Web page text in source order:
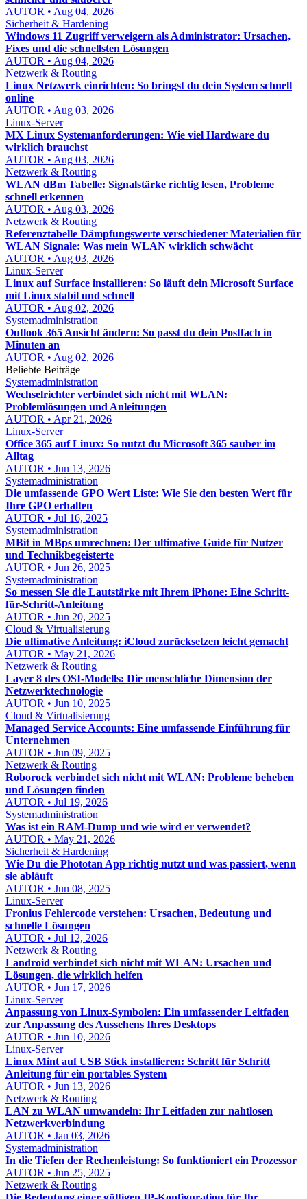
AUTOR • Aug 04, 2026
Sicherheit & Hardening
Windows 11 Zugriff verweigern als Administrator: Ursachen,
Fixes und die schnellsten Lösungen
AUTOR • Aug 04, 2026
Netzwerk & Routing
Linux Netzwerk einrichten: So bringst du dein System schnell
online
AUTOR • Aug 03, 2026
Linux-Server
MX Linux Systemanforderungen: Wie viel Hardware du
wirklich brauchst
AUTOR • Aug 03, 2026
Netzwerk & Routing
WLAN dBm Tabelle: Signalstärke richtig lesen, Probleme
schnell erkennen
AUTOR • Aug 03, 2026
Netzwerk & Routing
Referenztabelle Dämpfungswerte verschiedener Materialien für
WLAN Signale: Was mein WLAN wirklich schwächt
AUTOR • Aug 03, 2026
Linux-Server
Linux auf Surface installieren: So läuft dein Microsoft Surface
mit Linux stabil und schnell
AUTOR • Aug 02, 2026
Systemadministration
Outlook 365 Ansicht ändern: So passt du dein Postfach in
Minuten an
AUTOR • Aug 02, 2026
Beliebte Beiträge
Systemadministration
Wechselrichter verbindet sich nicht mit WLAN:
Problemlösungen und Anleitungen
AUTOR • Apr 21, 2026
Linux-Server
Office 365 auf Linux: So nutzt du Microsoft 365 sauber im
Alltag
AUTOR • Jun 13, 2026
Systemadministration
Die umfassende GPO Wert Liste: Wie Sie den besten Wert für
Ihre GPO erhalten
AUTOR • Jul 16, 2025
Systemadministration
MBit in MBps umrechnen: Der ultimative Guide für Nutzer
und Technikbegeisterte
AUTOR • Jun 26, 2025
Systemadministration
So messen Sie die Lautstärke mit Ihrem iPhone: Eine Schritt-
für-Schritt-Anleitung
AUTOR • Jun 20, 2025
Cloud & Virtualisierung
Die ultimative Anleitung: iCloud zurücksetzen leicht gemacht
AUTOR • May 21, 2026
Netzwerk & Routing
Layer 8 des OSI-Modells: Die menschliche Dimension der
Netzwerktechnologie
AUTOR • Jun 10, 2025
Cloud & Virtualisierung
Managed Service Accounts: Eine umfassende Einführung für
Unternehmen
AUTOR • Jun 09, 2025
Netzwerk & Routing
Roborock verbindet sich nicht mit WLAN: Probleme beheben
und Lösungen finden
AUTOR • Jul 19, 2026
Systemadministration
Was ist ein RAM-Dump und wie wird er verwendet?
AUTOR • May 21, 2026
Sicherheit & Hardening
Wie Du die Phototan App richtig nutzt und was passiert, wenn
sie abläuft
AUTOR • Jun 08, 2025
Linux-Server
Fronius Fehlercode verstehen: Ursachen, Bedeutung und
schnelle Lösungen
AUTOR • Jul 12, 2026
Netzwerk & Routing
Landroid verbindet sich nicht mit WLAN: Ursachen und
Lösungen, die wirklich helfen
AUTOR • Jun 17, 2026
Linux-Server
Anpassung von Linux-Symbolen: Ein umfassender Leitfaden
zur Anpassung des Aussehens Ihres Desktops
AUTOR • Jun 10, 2026
Linux-Server
Linux Mint auf USB Stick installieren: Schritt für Schritt
Anleitung für ein portables System
AUTOR • Jun 13, 2026
Netzwerk & Routing
LAN zu WLAN umwandeln: Ihr Leitfaden zur nahtlosen
Netzwerkverbindung
AUTOR • Jan 03, 2026
Systemadministration
In die Tiefen der Rechenleistung: So funktioniert ein Prozessor
AUTOR • Jun 25, 2025
Netzwerk & Routing